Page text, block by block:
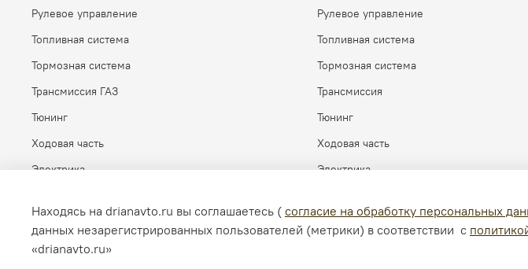
Рулевое управление
Топливная система
Тормозная система
Трансмиссия ГАЗ
Тюнинг
Ходовая часть
Электрика
Рулевое управление
Топливная система
Тормозная система
Трансмиссия
Тюнинг
Ходовая часть
Электрика
© 2026 Любое использование контента без письменного разрешения запрещено
Находясь на drianavto.ru вы соглашаетесь ( согласие на обработку персональных
данных незарегистрированных пользователей (метрики) в соответствии с
«drianavto.ru»